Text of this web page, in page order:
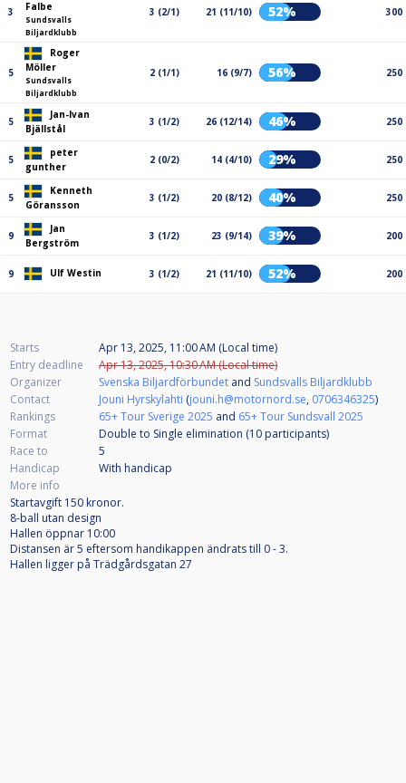
3
Falbe
Sundsvalls
Biljardklubb
3 (2/1) 21 (11/10) 52% 300
5
Roger
Möller
Sundsvalls
Biljardklubb
2 (1/1) 16 (9/7) 56% 250
5
Jan-Ivan
Bjällstål
3 (1/2) 26 (12/14) 46% 250
5
peter
gunther
2 (0/2) 14 (4/10) 29% 250
5
Kenneth
Göransson
3 (1/2) 20 (8/12) 40% 250
9
Jan
Bergström
3 (1/2) 23 (9/14) 39% 200
9 Ulf Westin 3 (1/2) 21 (11/10) 52% 200
Starts
Apr 13, 2025, 11:00 AM (Local time)
Entry deadline
Apr 13, 2025, 10:30 AM (Local time)
Organizer
Svenska Biljardförbundet and Sundsvalls Biljardklubb
Contact
Jouni Hyrskylahti (jouni.h@motornord.se, 0706346325)
Rankings
65+ Tour Sverige 2025 and 65+ Tour Sundsvall 2025
Format
Double to Single elimination (10 participants)
Race to
5
Handicap
With handicap
More info
Startavgift 150 kronor.
8-ball utan design
Hallen öppnar 10:00
Distansen är 5 eftersom handikappen ändrats till 0 - 3.
Hallen ligger på Trädgårdsgatan 27